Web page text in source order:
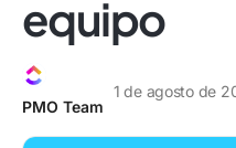
equipo
PMO Team
1 de agosto de